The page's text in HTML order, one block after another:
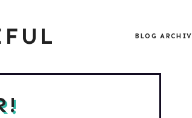
BLOG ARCHIV